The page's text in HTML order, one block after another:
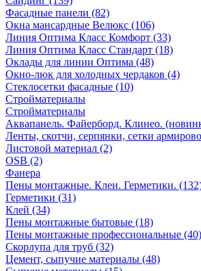
Фасадные панели (82)
Окна мансардные Велюкс (106)
Линия Оптима Класс Комфорт (33)
Линия Оптима Класс Стандарт (18)
Оклады для линии Оптима (48)
Окно-люк для холодных чердаков (4)
Стеклосетки фасадные (10)
Стройматериалы
Стройматериалы
Аквапанель. Файерборд. Клинео.
Ленты, скотчи, серпянки, сетки
Листовой материал (2)
OSB (2)
Фанера
Пены монтажные. Клеи. Герметики.
Герметики (31)
Клей (34)
Пены монтажные бытовые (18)
Пены монтажные профессиональные (40)
Скорлупа для труб (32)
Цемент, сыпучие материалы (48)